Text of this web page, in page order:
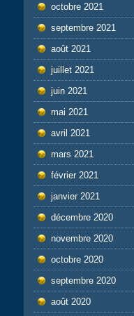
octobre 2021
septembre 2021
août 2021
juillet 2021
juin 2021
mai 2021
avril 2021
mars 2021
février 2021
janvier 2021
décembre 2020
novembre 2020
octobre 2020
septembre 2020
août 2020